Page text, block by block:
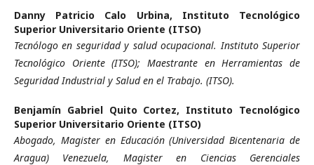
Danny Patricio Calo Urbina, Instituto Tecnológico
Superior Universitario Oriente (ITSO)
Tecnólogo en seguridad y salud ocupacional. Instituto Superior
Tecnológico Oriente (ITSO); Maestrante en Herramientas de
Seguridad Industrial y Salud en el Trabajo. (ITSO).
Benjamín Gabriel Quito Cortez, Instituto Tecnológico
Superior Universitario Oriente (ITSO)
Abogado, Magister en Educación (Universidad Bicentenaria de
Aragua) Venezuela, Magister en Ciencias Gerenciales